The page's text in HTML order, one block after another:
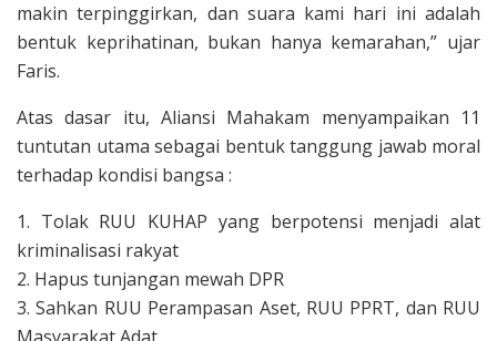
makin terpinggirkan, dan suara kami hari ini adalah
bentuk keprihatinan, bukan hanya kemarahan,” ujar
Faris.
Atas dasar itu, Aliansi Mahakam menyampaikan 11
tuntutan utama sebagai bentuk tanggung jawab moral
terhadap kondisi bangsa :
1. Tolak RUU KUHAP yang berpotensi menjadi alat
kriminalisasi rakyat
2. Hapus tunjangan mewah DPR
3. Sahkan RUU Perampasan Aset, RUU PPRT, dan RUU